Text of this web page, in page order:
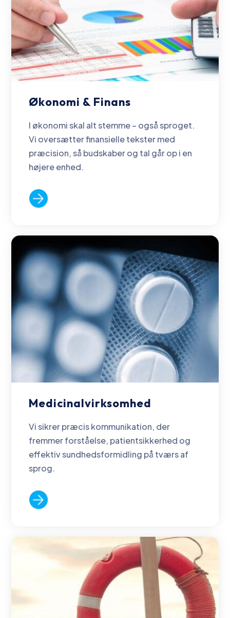
Økonomi & Finans
I økonomi skal alt stemme – også sproget.
Vi oversætter finansielle tekster med
præcision, så budskaber og tal går op i en
højere enhed.
Medicinalvirksomhed
Vi sikrer præcis kommunikation, der
fremmer forståelse, patientsikkerhed og
effektiv sundhedsformidling på tværs af
sprog.